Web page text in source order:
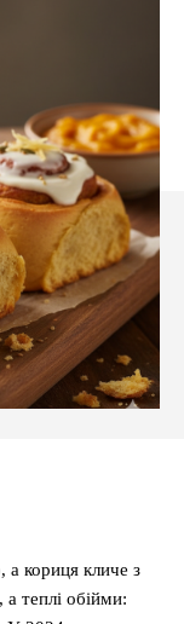
а кориця кличе з
теплі обійми: